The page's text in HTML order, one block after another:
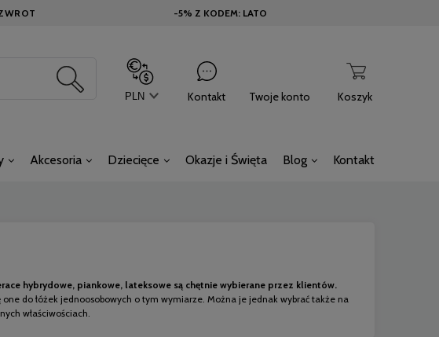
-5% Z KODEM: LATO
Koszyk
Kontakt Twoje konto
Akcesoria Dziecięce Okazje i Święta Blog Kontakt
hybrydowe, piankowe, lateksowe są chętnie wybierane przez klientów.
do łóżek jednoosobowych o tym wymiarze. Można je jednak wybrać także na
właściwościach.